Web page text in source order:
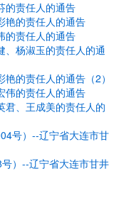
的责任人的通告
艳的责任人的通告
的责任人的通告
、杨淑玉的责任人的通
的责任人的通告（2）
伟的责任人的通告
君、王成美的责任人的
号）--辽宁省大连市甘
）--辽宁省大连市甘井